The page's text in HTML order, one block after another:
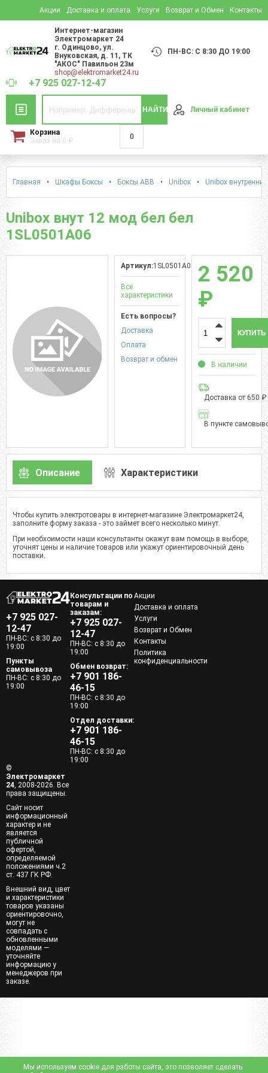
Акции Доставка и оплата Услуги Возврат и Обмен Контакты
Интернет-магазин
Электромаркет 24
г. Одинцово,ул.
Внуковская, д. 11 , ТК
"АКОС" Павильон 23м
shop@elektromarket24.ru
ПН-ВС: С 8:30 ДО 19:00
+7 925 027-12-47
НАЙТИ Личный кабинет
Корзина
Заказ на 0 ₽ 0
Главная • Шкафы Боксы • Боксы АВВ • Unibox • Unibox внутренний
Unibox внут 12 мод бел бел
1SL0501A06
Артикул:1SL0501A06
Все
характеристики
Есть вопросы?
Доставка
Оплата
Возврат и обмен
2 520
₽
КУПИТЬ
В наличии
Доставка от 650 ₽
В пункте
Описание Характеристики
Чтобы купить электротовары в интернет-магазине Электромаркет24,
заполните форму заказа - это займет всего несколько минут.
При необхоимости наши консультанты окажут вам помощь в выборе,
уточнят цены и наличие товаров или укажут ориентировочный день
поставки.
+7 925 027-
12-47
ПН-ВС: с 8:30 до
19:00
Пункты
самовывоза
ПН-ВС: с 8:30 до
19:00
Консультации по
товарам и
заказам:
+7 925 027-
12-47
ПН-ВС: с 8:30 до
19:00
Обмен возврат:
+7 901 186-
46-15
ПН-ВС: с 8:30 до
19:00
Отдел доставки:
+7 901 186-
46-15
ПН-ВС: с 8:30 до
19:00
Акции
Доставка и оплата
Услуги
Возврат и Обмен
Контакты
Политика
конфиденциальности
©
Электромаркет
24, 2008-2026. Все
права защищены.
Сайт носит
информационный
характер и не
является
публичной
офертой,
определяемой
положениями ч.2
ст. 437 ГК РФ.
Внешний вид, цвет
и характеристики
товаров указаны
ориентировочно,
могут не
совпадать с
обновленными
моделями —
уточняйте
информацию у
менеджеров при
заказе.
Мы используем cookie для работы сайта, это позволяет сделать